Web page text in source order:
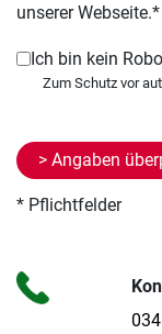
unserer Webseite.*
Ich bin kein
* Pflichtfelder